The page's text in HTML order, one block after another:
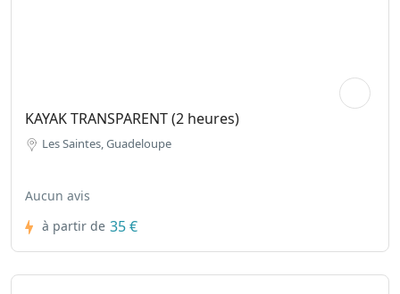
KAYAK TRANSPARENT (2 heures)
Les Saintes, Guadeloupe
Aucun avis
à partir de 35 €